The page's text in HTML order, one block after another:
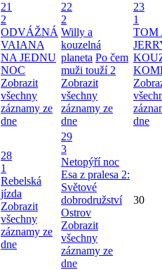
21
2
ODVÁŽNÁ
VAIANA
NA JEDNU
NOC
Zobrazit
všechny
záznamy ze
dne
22
2
Willy a
kouzelná
planeta Po čem
muži touží 2
Zobrazit
všechny
záznamy ze
dne
23
1
TOM
dne
28
1
Rebelská
jízda
Zobrazit
všechny
záznamy ze
dne
29
3
Netopýří noc
Esa z pralesa 2:
Světové
dobrodružství
Ostrov
Zobrazit
všechny
záznamy ze
dne
30